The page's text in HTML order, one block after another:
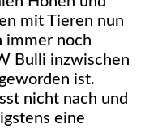
mit Tieren nun
immer noch
Bulli inzwischen
ist.
nicht nach und
eine